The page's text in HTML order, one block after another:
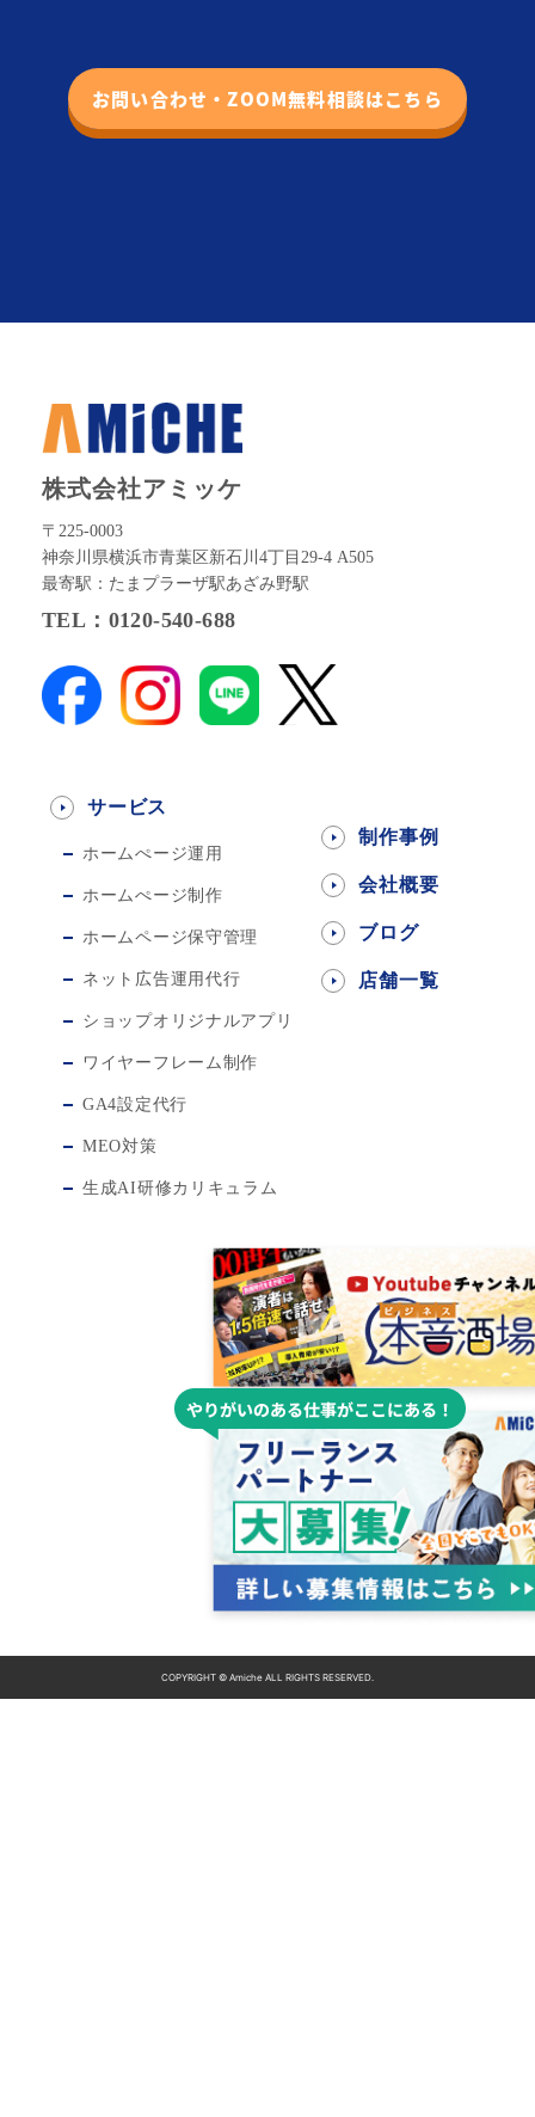
お問い合わせ・ZOOM無料相談はこちら
株式会社アミッケ
〒225-0003
神奈川県横浜市青葉区新石川4丁目29-4 A505
最寄駅：たまプラーザ駅あざみ野駅
TEL：0120-540-688
サービス
ホームぺージ運用
ホームぺージ制作
ホームページ保守管理
ネット広告運用代行
ショップオリジナルアプリ
ワイヤーフレーム制作
GA4設定代行
MEO対策
生成AI研修カリキュラム
制作事例
会社概要
ブログ
店舗一覧
COPYRIGHT © Amiche ALL RIGHTS RESERVED.